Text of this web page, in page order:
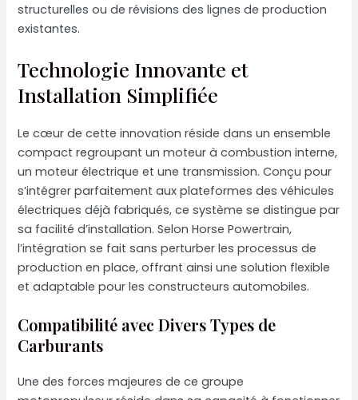
structurelles ou de révisions des lignes de production
existantes.
Technologie Innovante et
Installation Simplifiée
Le cœur de cette innovation réside dans un ensemble
compact regroupant un moteur à combustion interne,
un moteur électrique et une transmission. Conçu pour
s’intégrer parfaitement aux plateformes des véhicules
électriques déjà fabriqués, ce système se distingue par
sa facilité d’installation. Selon Horse Powertrain,
l’intégration se fait sans perturber les processus de
production en place, offrant ainsi une solution flexible
et adaptable pour les constructeurs automobiles.
Compatibilité avec Divers Types de
Carburants
Une des forces majeures de ce groupe